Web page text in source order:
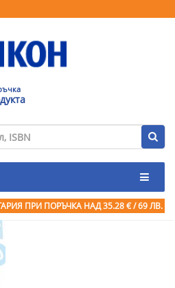
ПРИ ПОРЪЧКА НАД 35.28 € / 69 ЛВ.